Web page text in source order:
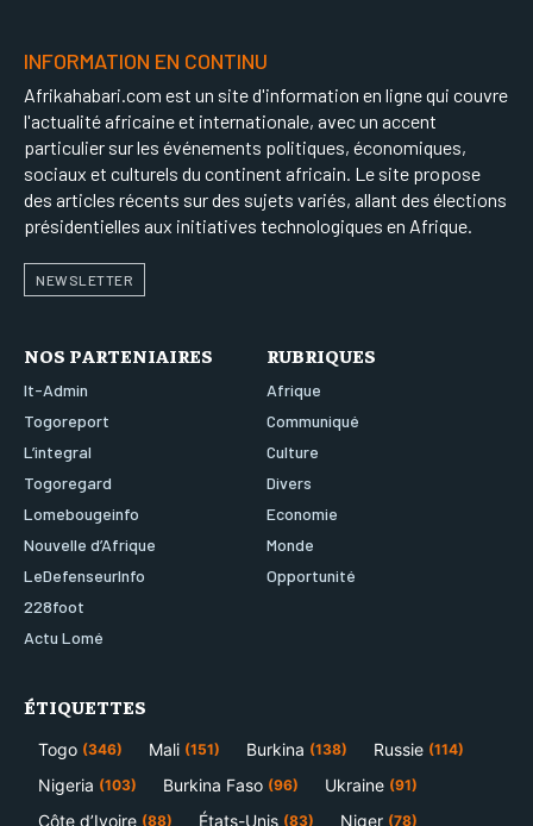
INFORMATION EN CONTINU
Afrikahabari.com est un site d'information en ligne qui couvre
l'actualité africaine et internationale, avec un accent
particulier sur les événements politiques, économiques,
sociaux et culturels du continent africain. Le site propose
des articles récents sur des sujets variés, allant des élections
présidentielles aux initiatives technologiques en Afrique.
NEWSLETTER
NOS PARTENIAIRES
It-Admin
Togoreport
L’integral
Togoregard
Lomebougeinfo
Nouvelle d’Afrique
LeDefenseurInfo
228foot
Actu Lomé
RUBRIQUES
Afrique
Communiqué
Culture
Divers
Economie
Monde
Opportunité
ÉTIQUETTES
Togo (346) Mali (151) Burkina (138) Russie (114)
Nigeria (103) Burkina Faso (96) Ukraine (91)
Côte d’Ivoire (88) États-Unis (83) Niger (78)